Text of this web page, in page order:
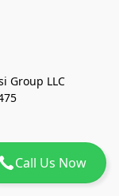
Call Us Now
Group LLC